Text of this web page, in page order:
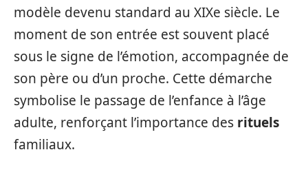
modèle devenu standard au XIXe siècle. Le
moment de son entrée est souvent placé
sous le signe de l’émotion, accompagnée de
son père ou d’un proche. Cette démarche
symbolise le passage de l’enfance à l’âge
adulte, renforçant l’importance des rituels
familiaux.